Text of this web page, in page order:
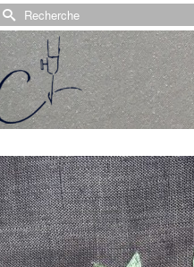
Rechercher :